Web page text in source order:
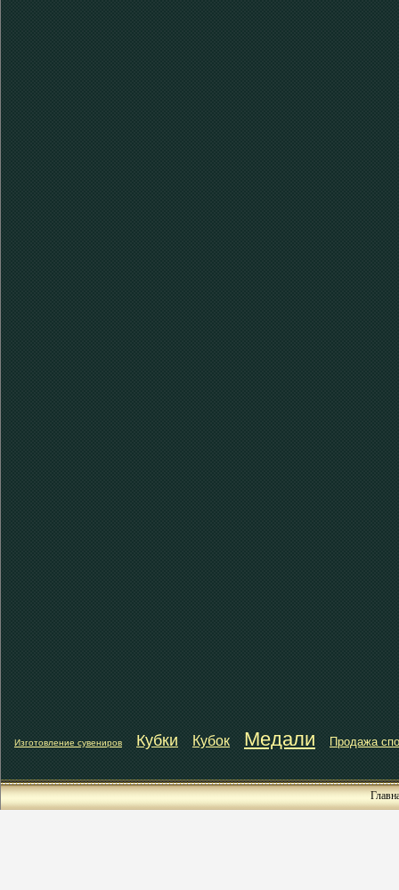
Изготовление сувениров Кубки Кубок Медали Продажа